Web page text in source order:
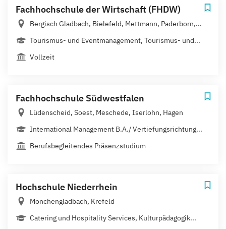
Fachhochschule der Wirtschaft (FHDW)
Bergisch Gladbach, Bielefeld, Mettmann, Paderborn,...
Tourismus- und Eventmanagement, Tourismus- und...
Vollzeit
Fachhochschule Südwestfalen
Lüdenscheid, Soest, Meschede, Iserlohn, Hagen
International Management B.A./ Vertiefungsrichtung...
Berufsbegleitendes Präsenzstudium
Hochschule Niederrhein
Mönchengladbach, Krefeld
Catering und Hospitality Services, Kulturpädagogik...